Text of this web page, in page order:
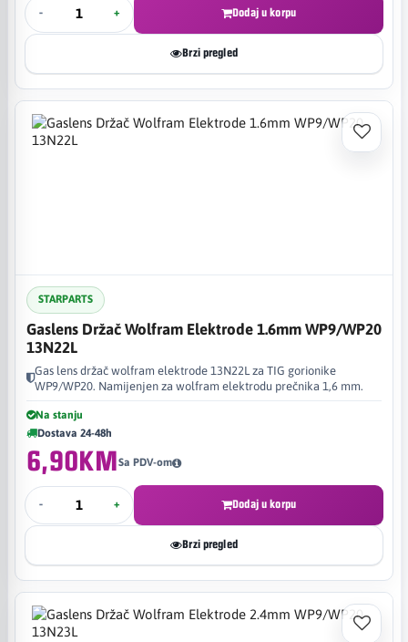
- + Dodaj u korpu
Brzi pregled
STARPARTS
Gaslens Držač Wolfram Elektrode 1.6mm WP9/WP20
13N22L
Gas lens držač wolfram elektrode 13N22L za TIG gorionike
WP9/WP20. Namijenjen za wolfram elektrodu prečnika 1,6 mm.
Na stanju
Dostava 24-48h
6,90KMSa PDV-om
- + Dodaj u korpu
Brzi pregled